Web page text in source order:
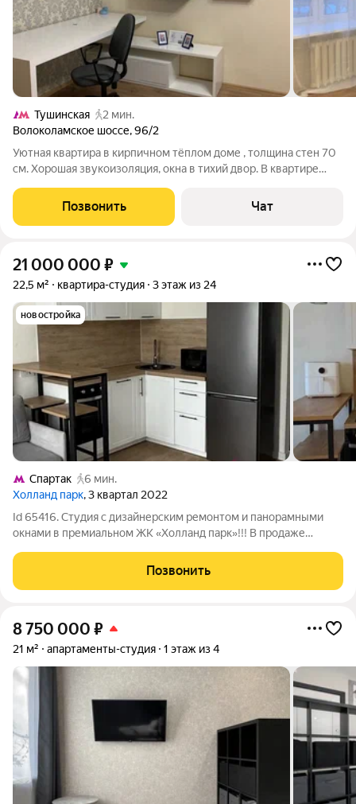
Тушинская
2 мин.
Волоколамское шоссе,96/2
Уютная квартира в кирпичном тёплом доме , толщина стен 70
см. Хорошая звукоизоляция, окна в тихий двор. В квартире
соседей на этаже проживают только в двух квартирах, тихо
мирно. До метро
Позвонить Чат
21 000 000 ₽
22,5 м² квартира-студия 3 этаж из 24
новостройка
Спартак
6 мин.
Холланд парк, 3 квартал 2022
Id 65416. Студия с дизайнерским ремонтом и панорамными
окнами в премиальном ЖК «Холланд парк»!!! В продаже
монолитном доме ЖК «Холланд парк» на Волоколамском
шоссе. Ключевая особенность и
Позвонить
8 750 000 ₽
21 м² апартаменты-студия 1 этаж из 4